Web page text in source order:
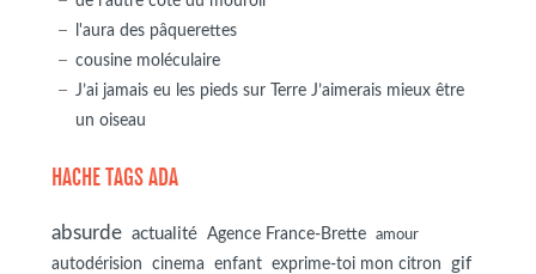
l'aura des pâquerettes
cousine moléculaire
J’ai jamais eu les pieds sur Terre J’aimerais mieux être
un oiseau
HACHE TAGS ADA
absurde actualité Agence France-Brette amour
autodérision cinema enfant exprime-toi mon citron
gif